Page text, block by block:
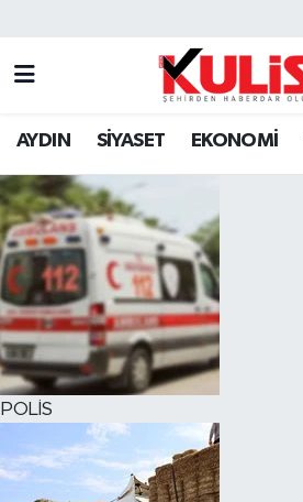
AYDIN SİYASET EKONOMİ
POLİS